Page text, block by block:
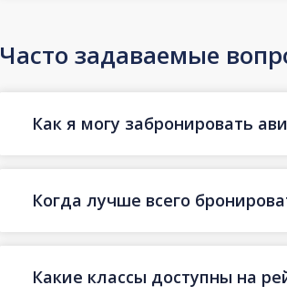
Часто задаваемые
Как я могу забронировать
Когда лучше всего
Какие классы доступны на